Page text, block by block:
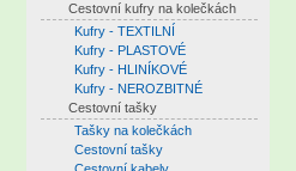
Cestovní kufry na kolečkách
Kufry - TEXTILNÍ
Kufry - PLASTOVÉ
Kufry - HLINÍKOVÉ
Kufry - NEROZBITNÉ
Cestovní tašky
Tašky na kolečkách
Cestovní tašky